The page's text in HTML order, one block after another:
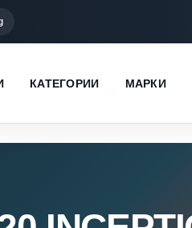
КАТЕГОРИИ МАРКИ